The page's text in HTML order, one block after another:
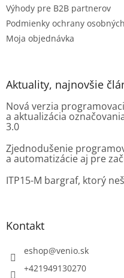
Výhody pre B2B partnerov
Podmienky ochrany
Moja objednávka
Aktuality, najnovšie
Nová verzia
a aktualizácia
3.0
Zjednodušenie
a automatizácie aj pre
ITP15-M bargraf, ktorý
Kontakt
eshop@venio.sk
+421949130270